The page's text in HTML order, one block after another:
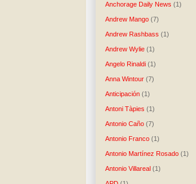
Anchorage Daily News (1)
Andrew Mango (7)
Andrew Rashbass (1)
Andrew Wylie (1)
Angelo Rinaldi (1)
Anna Wintour (7)
Anticipación (1)
Antoni Tàpies (1)
Antonio Caño (7)
Antonio Franco (1)
Antonio Martínez Rosado (1)
Antonio Villareal (1)